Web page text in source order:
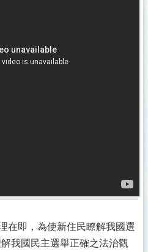
在即，為使新住民瞭解我國選
我國民主選舉正確之法治觀